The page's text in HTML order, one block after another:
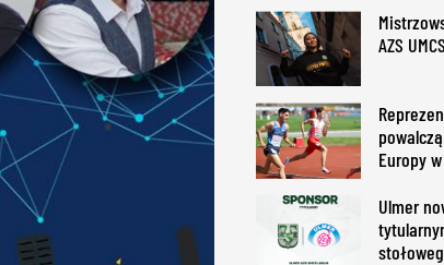
AZS
Europy
Ulmer